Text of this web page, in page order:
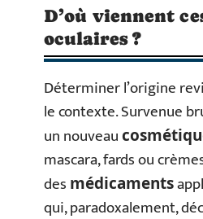
D’où viennent
oculaires ?
Déterminer l’origine
le contexte. Survenue
un nouveau
mascara, fards ou
des médicaments
qui, paradoxalement,